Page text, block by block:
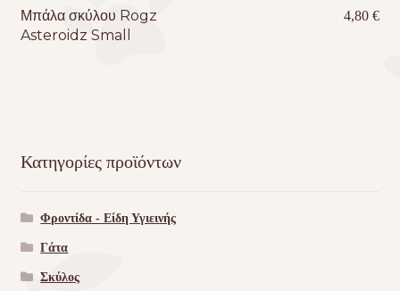
Μπάλα σκύλου Rogz
Asteroidz Small
4,80€
Κατηγορίες προϊόντων
Φροντίδα - Είδη Υγιεινής
Γάτα
Σκύλος